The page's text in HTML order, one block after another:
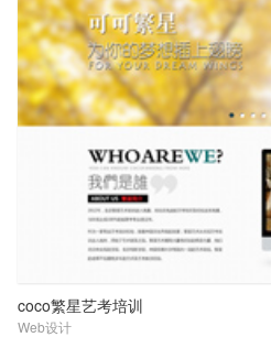
coco繁星艺考培训
Web设计